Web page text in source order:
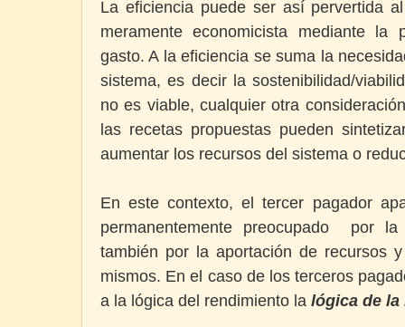
La eficiencia puede ser así pervertida
meramente economicista mediante
gasto. A la eficiencia se suma la
sistema, es decir la sostenibilidad/
no es viable, cualquier otra
las recetas propuestas pueden
aumentar los recursos del sistema o
En este contexto, el tercer pagador
permanentemente preocupado por
también por la aportación de recursos
mismos. En el caso de los terceros
a la lógica del rendimiento la lógica de